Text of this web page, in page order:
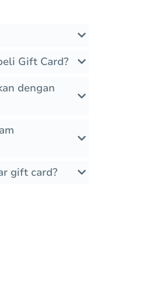
Gift Card?
dengan
gift card?